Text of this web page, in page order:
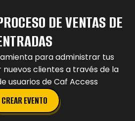
DE VENTAS DE
para administrar tus
clientes a través de la
usuarios de Caf Access
CREAR EVENTO